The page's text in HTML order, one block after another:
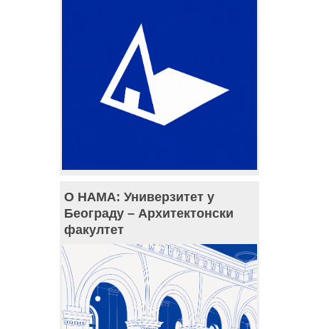
О НАМА: Универзитет у
Београду – Архитектонски
факултет